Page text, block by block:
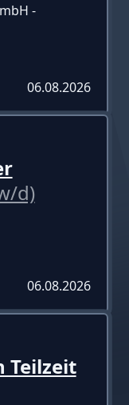
-
06.08.2026
d)
06.08.2026
Teilzeit